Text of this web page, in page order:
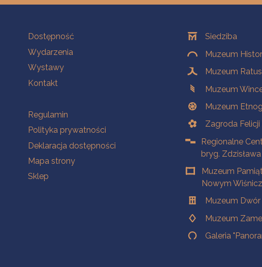
Na skróty
Dostępność
Wydarzenia
Wystawy
Kontakt
Na skróty
Regulamin
Polityka prywatności
Deklaracja dostępności
Mapa strony
Sklep
OddziałySiedziba
Muzeum
Muzeum
Muzeum
Muzeum
Zagroda
Regionalne
bryg.
Muzeum
Nowym
Muzeum
Muzeum
Galeria